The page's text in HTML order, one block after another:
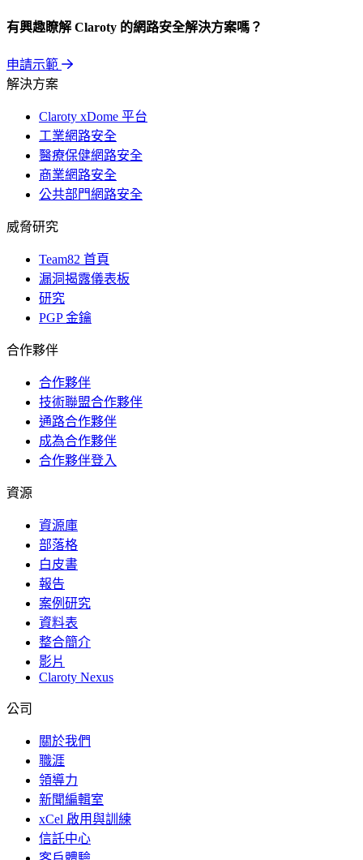
有興趣瞭解 Claroty 的網路安全解決方案嗎？
申請示範
解決方案
Claroty xDome 平台
工業網路安全
醫療保健網路安全
商業網路安全
公共部門網路安全
威脅研究
Team82 首頁
漏洞揭露儀表板
研究
PGP 金鑰
合作夥伴
合作夥伴
技術聯盟合作夥伴
通路合作夥伴
成為合作夥伴
合作夥伴登入
資源
資源庫
部落格
白皮書
報告
案例研究
資料表
整合簡介
影片
Claroty Nexus
公司
關於我們
職涯
領導力
新聞編輯室
xCel 啟用與訓練
信託中心